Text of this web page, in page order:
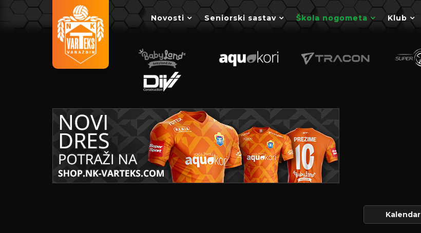
Novosti Seniorski sastav Škola nogometa Klub
Kalendar